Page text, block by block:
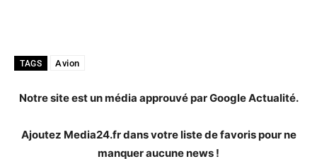
TAGS Avion
Notre site est un média approuvé par Google Actualité.
Ajoutez Media24.fr dans votre liste de favoris pour ne
manquer aucune news !